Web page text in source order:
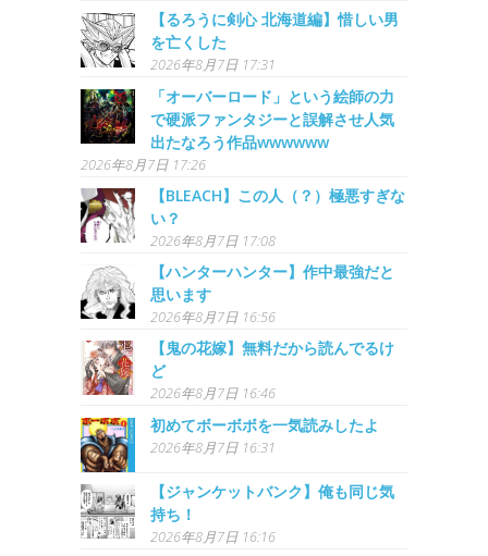
【るろうに剣心 北海道編】惜しい男
を亡くした
2026年8月7日 17:31
「オーバーロード」という絵師の力
で硬派ファンタジーと誤解させ人気
出たなろう作品wwwwww
2026年8月7日 17:26
【BLEACH】この人（？）極悪すぎな
い？
2026年8月7日 17:08
【ハンターハンター】作中最強だと
思います
2026年8月7日 16:56
【鬼の花嫁】無料だから読んでるけ
ど
2026年8月7日 16:46
初めてボーボボを一気読みしたよ
2026年8月7日 16:31
【ジャンケットバンク】俺も同じ気
持ち！
2026年8月7日 16:16